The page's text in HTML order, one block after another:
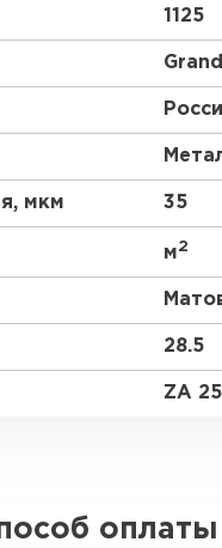
1125
мкм 35
м2
28.5
ZA
оплаты